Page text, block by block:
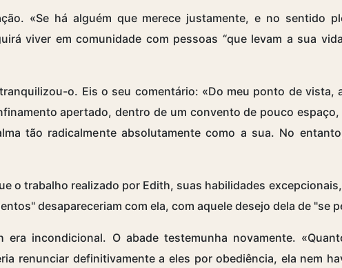
«Se há alguém que merece justamente, e no sentido
viver em comunidade com pessoas “que levam a sua
o. Eis o seu comentário: «Do meu ponto de vista,
apertado, dentro de um convento de pouco
tão radicalmente absolutamente como a sua. No
o trabalho realizado por Edith, suas habilidades
desapareceriam com ela, com aquele desejo dela de "se
incondicional. O abade testemunha novamente.
renunciar definitivamente a eles por obediência, ela nem